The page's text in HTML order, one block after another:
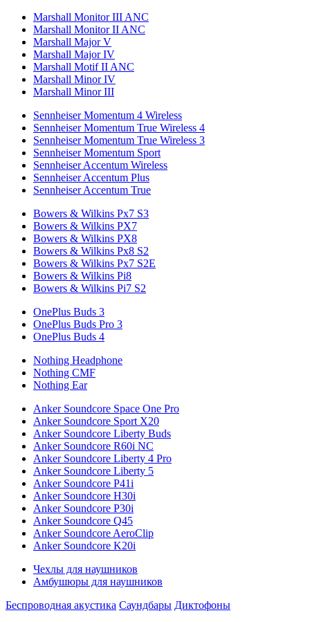
Marshall Monitor III ANC
Marshall Monitor II ANC
Marshall Major V
Marshall Major IV
Marshall Motif II ANC
Marshall Minor IV
Marshall Minor III
Sennheiser Momentum 4 Wireless
Sennheiser Momentum True Wireless 4
Sennheiser Momentum True Wireless 3
Sennheiser Momentum Sport
Sennheiser Accentum Wireless
Sennheiser Accentum Plus
Sennheiser Accentum True
Bowers & Wilkins Px7 S3
Bowers & Wilkins PX7
Bowers & Wilkins PX8
Bowers & Wilkins Px8 S2
Bowers & Wilkins Px7 S2E
Bowers & Wilkins Pi8
Bowers & Wilkins Pi7 S2
OnePlus Buds 3
OnePlus Buds Pro 3
OnePlus Buds 4
Nothing Headphone
Nothing CMF
Nothing Ear
Anker Soundcore Space One Pro
Anker Soundcore Sport X20
Anker Soundcore Liberty Buds
Anker Soundcore R60i NC
Anker Soundcore Liberty 4 Pro
Anker Soundcore Liberty 5
Anker Soundcore P41i
Anker Soundcore H30i
Anker Soundcore P30i
Anker Soundcore Q45
Anker Soundcore AeroClip
Anker Soundcore K20i
Чехлы для наушников
Амбушюры для наушников
Беспроводная акустика Саундбары Диктофоны